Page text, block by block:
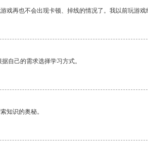
戏再也不会出现卡顿、掉线的情况了。我以前玩游
自己的需求选择学习方式。
知识的奥秘。